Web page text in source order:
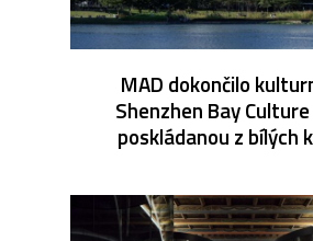
MAD dokončilo
Shenzhen Bay
poskládanou z bílých